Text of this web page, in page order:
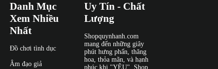
Danh Mục
Xem Nhiều
Nhất
Đồ chơi tình dục
Âm đạo giả
Uy Tín - Chất
Lượng
Shopquynhanh.com
mang đến những giây
phút hưng phấn, thăng
hoa, thỏa mãn, và hạnh
phúc khi "YÊU". Shop